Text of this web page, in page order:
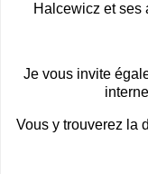
Halcewicz et ses
Je vous invite
Vous y trouverez la